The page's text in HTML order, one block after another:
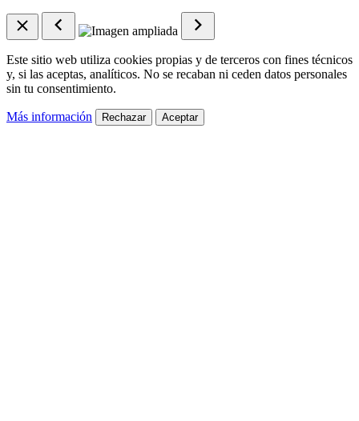
Este sitio web utiliza cookies propias y de terceros con fines técnicos
y, si las aceptas, analíticos. No se recaban ni ceden datos personales
sin tu consentimiento.
Más información Rechazar Aceptar